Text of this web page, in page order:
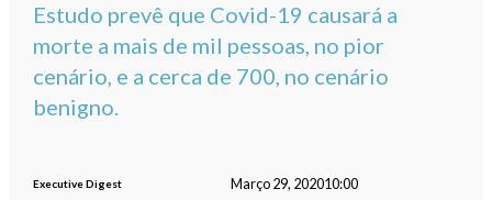
Estudo prevê que Covid-19 causará a
morte a mais de mil pessoas, no pior
cenário, e a cerca de 700, no cenário
benigno.
Executive Digest Março 29, 202010:00